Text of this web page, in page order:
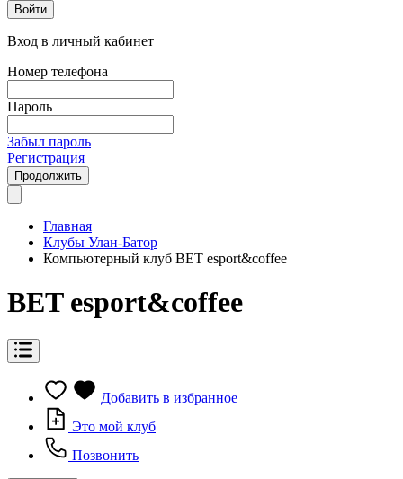
Войти
Вход в личный кабинет
Номер телефона
Пароль
Забыл пароль
Регистрация
Продолжить
Главная
Клубы Улан-Батор
Компьютерный клуб BET esport&coffee
BET esport&coffee
Добавить в избранное
Это мой клуб
Позвонить